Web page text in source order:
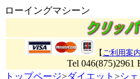
ローイングマシーン
【 ご利用案内
Tel 046(875)2961
トップページ>ダイエット >シ